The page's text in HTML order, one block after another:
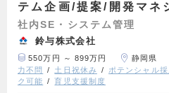
テム企画/提案/開発マネ
社内SE・システム管理
鈴与株式会社
550万円 ～ 899万円 静岡県
力不問
土日祝休み ポテンシャル採
ク可能
育児支援制度